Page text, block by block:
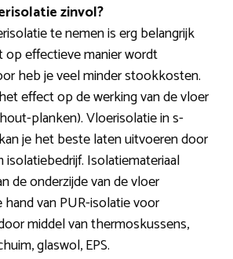
zinvol?
te nemen is erg belangrijk
op effectieve manier wordt
heb je veel minder stookkosten.
effect op de werking van de vloer
planken). Vloerisolatie in s-
je het beste laten uitvoeren door
isolatiebedrijf. Isolatiemateriaal
de onderzijde van de vloer
van PUR-isolatie voor
middel van thermoskussens,
glaswol, EPS.